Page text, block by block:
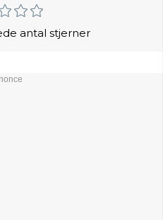
antal stjerner